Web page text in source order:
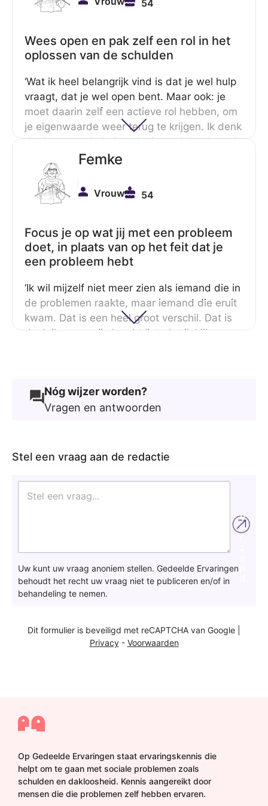
mij op weg hielp om zelf dingen op te
schuldeisers bijvoorbeeld. We hebben
samengewerkt tot ik het moment dat ik hem
mij heel waardevol geweest.’
54
Wees open en pak zelf een rol in het
oplossen van de schulden
‘Wat ik heel belangrijk vind is dat je wel hulp
vraagt, dat je wel open bent. Maar ook: je
moet daarin zelf een actieve rol hebben, om
je eigenwaarde weer terug te krijgen. Ik denk
dat het voor de hulpverlening ook heel goed
is, dat zij samen met de persoon met
schulden kijken wat zijn of haar rol in het
aanpakken van de schulden kan zijn. Dat zal
voor iedereen anders zijn. Zo had ik
met geld. Ik had problemen met het omgaan
met schulden.’
Femke
Vrouw 54
Focus je op wat jij met een probleem
doet, in plaats van op het feit dat je
een probleem hebt
‘Ik wil mijzelf niet meer zien als iemand die in
de problemen raakte, maar iemand die eruit
kwam. Dat is een heel groot verschil. Dat is
denk ik waar mijn kracht ligt, dat ik kijk naar:
waar je in terechtkomt. Je hebt vaak zelf een
aandeel en het gaat altijd om: wat doe je er
Nóg wijzer worden?
Vragen en antwoorden
Stel een vraag aan de redactie
S
n
v
r
a
a
a
c
e
*
V
e
r
Uw kunt uw vraag anoniem stellen. Gedeelde Ervaringen
behoudt het recht uw vraag niet te publiceren en/of in
behandeling te nemen.
Dit formulier is beveiligd met reCAPTCHA van Google |
Privacy- Voorwaarden
Op Gedeelde Ervaringen staat ervaringskennis die
helpt om te gaan met sociale problemen zoals
schulden en dakloosheid. Kennis aangereikt door
mensen die die problemen zelf hebben ervaren.